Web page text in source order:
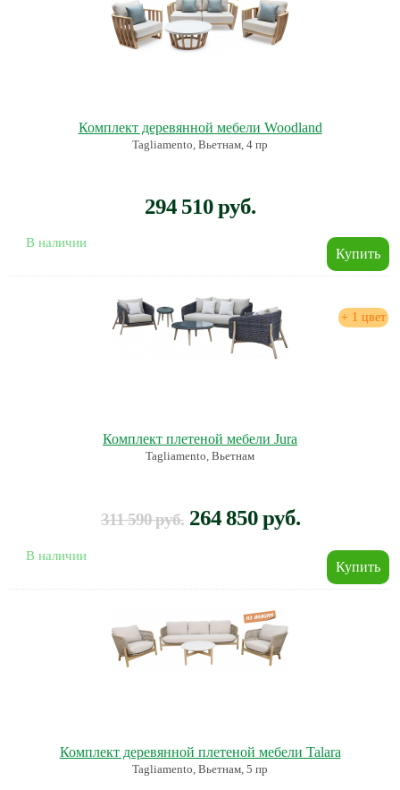
Комплект деревянной мебели Woodland
Tagliamento, Вьетнам, 4 пр
294 510 руб.
В наличии
+ 1 цвет
Комплект плетеной мебели Jura
Tagliamento, Вьетнам
311 590 руб. 264 850 руб.
В наличии
Комплект деревянной плетеной мебели Talara
Tagliamento, Вьетнам, 5 пр